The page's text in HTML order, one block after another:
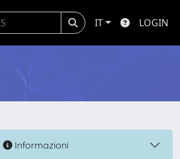
IT LOGIN
Informazioni